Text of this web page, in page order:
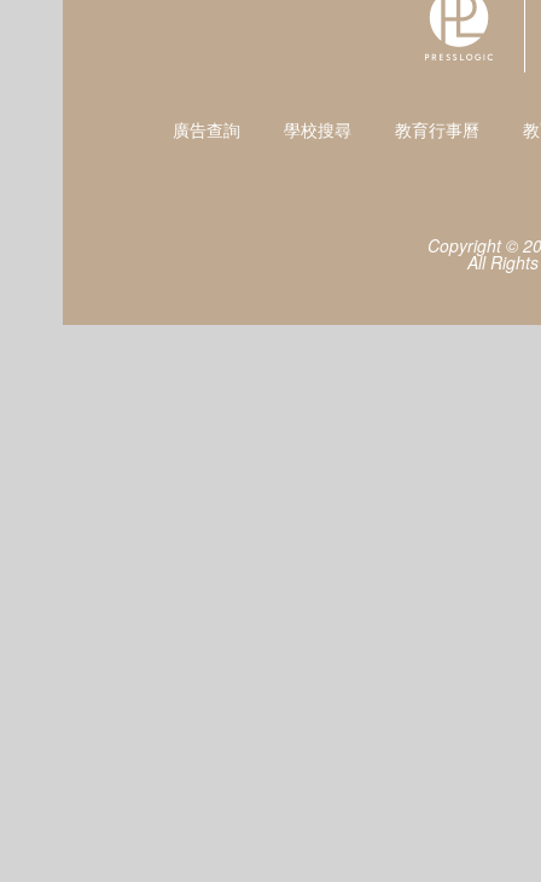
廣告查詢 學校搜尋 教育行事曆
Copyright ©
All